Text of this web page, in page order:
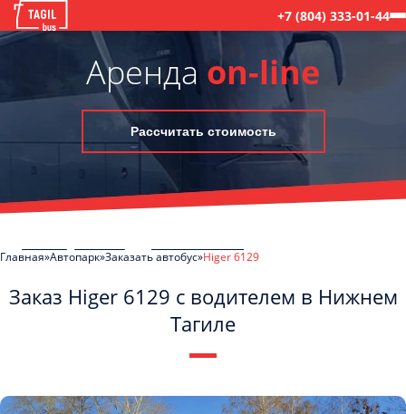
+7 (804) 333-01-44
Аренда on-line
Рассчитать стоимость
Главная Автопарк Заказать автобус Higer 6129
Заказ Higer 6129 с водителем в Нижнем
Тагиле
ознакомлен(а), даю согласие на